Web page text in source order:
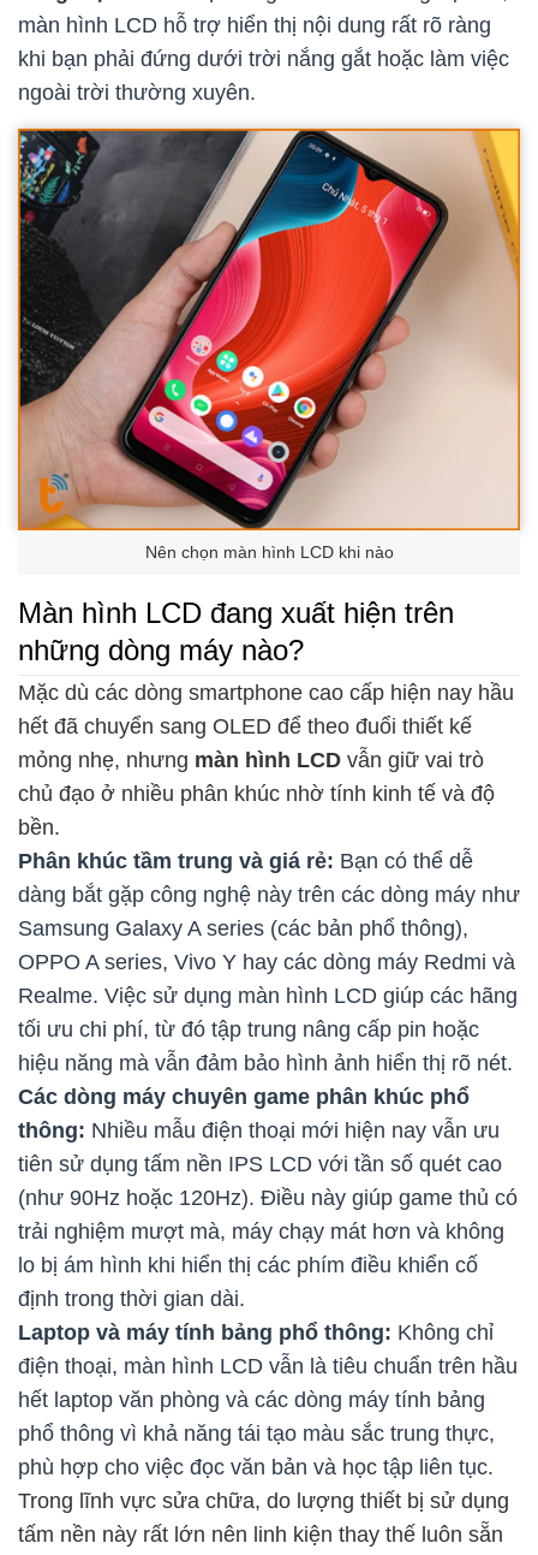
màn hình LCD hỗ trợ hiển thị nội dung rất rõ ràng
khi bạn phải đứng dưới trời nắng gắt hoặc làm việc
ngoài trời thường xuyên.
Nên chọn màn hình LCD khi nào
Màn hình LCD đang xuất hiện trên
những dòng máy nào?
Mặc dù các dòng smartphone cao cấp hiện nay hầu
hết đã chuyển sang OLED để theo đuổi thiết kế
mỏng nhẹ, nhưng màn hình LCD vẫn giữ vai trò
chủ đạo ở nhiều phân khúc nhờ tính kinh tế và độ
bền.
Phân khúc tầm trung và giá rẻ: Bạn có thể dễ
dàng bắt gặp công nghệ này trên các dòng máy như
Samsung Galaxy A series (các bản phổ thông),
OPPO A series, Vivo Y hay các dòng máy Redmi và
Realme. Việc sử dụng màn hình LCD giúp các hãng
tối ưu chi phí, từ đó tập trung nâng cấp pin hoặc
hiệu năng mà vẫn đảm bảo hình ảnh hiển thị rõ nét.
Các dòng máy chuyên game phân khúc phổ
thông: Nhiều mẫu điện thoại mới hiện nay vẫn ưu
tiên sử dụng tấm nền IPS LCD với tần số quét cao
(như 90Hz hoặc 120Hz). Điều này giúp game thủ có
trải nghiệm mượt mà, máy chạy mát hơn và không
lo bị ám hình khi hiển thị các phím điều khiển cố
định trong thời gian dài.
Laptop và máy tính bảng phổ thông: Không chỉ
điện thoại, màn hình LCD vẫn là tiêu chuẩn trên hầu
hết laptop văn phòng và các dòng máy tính bảng
phổ thông vì khả năng tái tạo màu sắc trung thực,
phù hợp cho việc đọc văn bản và học tập liên tục.
Trong lĩnh vực sửa chữa, do lượng thiết bị sử dụng
tấm nền này rất lớn nên linh kiện thay thế luôn sẵn